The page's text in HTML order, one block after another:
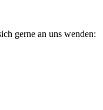
gerne an uns wenden: